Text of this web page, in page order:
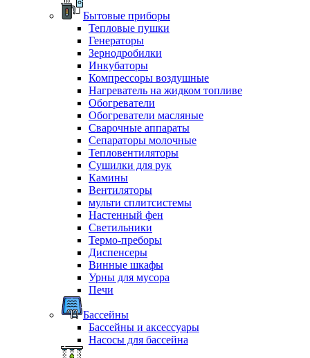
Бытовые приборы
Тепловые пушки
Генераторы
Зернодробилки
Инкубаторы
Компрессоры воздушные
Нагреватель на жидком топливе
Обогреватели
Обогреватели масляные
Сварочные аппараты
Сепараторы молочные
Тепловентиляторы
Сушилки для рук
Камины
Вентиляторы
мульти сплитсистемы
Настенный фен
Светильники
Термо-преборы
Диспенсеры
Винные шкафы
Урны для мусора
Печи
Бассейны
Бассейны и аксессуары
Насосы для бассейна